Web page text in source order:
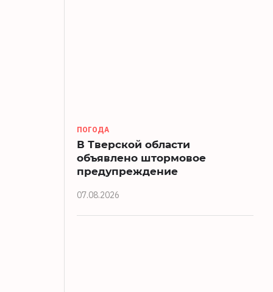
ПОГОДА
В Тверской области
объявлено штормовое
предупреждение
07.08.2026